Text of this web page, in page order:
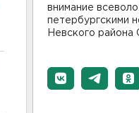
внимание
петербургскими
Невского района